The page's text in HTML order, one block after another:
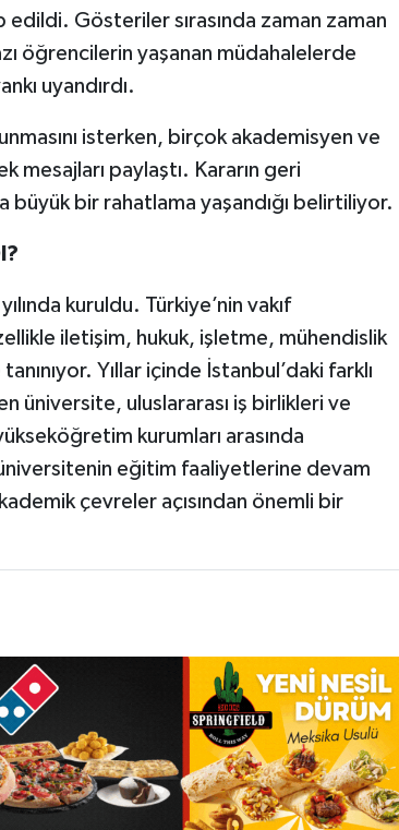
edildi. Gösteriler sırasında zaman zaman
öğrencilerin yaşanan müdahalelerde
uyandırdı.
isterken, birçok akademisyen ve
mesajları paylaştı. Kararın geri
büyük bir rahatlama yaşandığı belirtiliyor.
kuruldu. Türkiye’nin vakıf
iletişim, hukuk, işletme, mühendislik
Yıllar içinde İstanbul’daki farklı
üniversite, uluslararası iş birlikleri ve
kurumları arasında
eğitim faaliyetlerine devam
çevreler açısından önemli bir